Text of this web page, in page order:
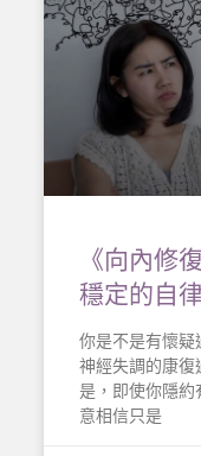
《向內修
穩定的自
你是不是有懷疑
神經失調的康復
是，即使你隱約
意相信只是